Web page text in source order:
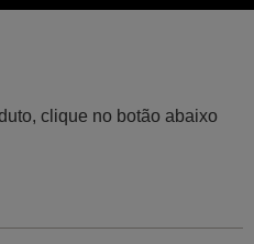
clique no botão abaixo